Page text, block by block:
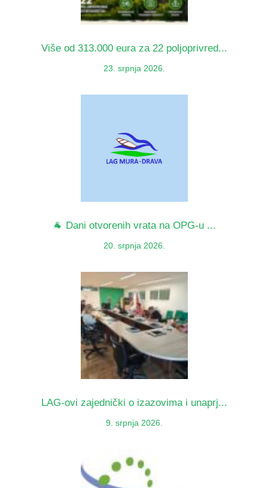
Više od 313.000 eura za 22 poljoprivred...
23. srpnja 2026.
🐐 Dani otvorenih vrata na OPG-u ...
20. srpnja 2026.
LAG-ovi zajednički o izazovima i unaprj...
9. srpnja 2026.